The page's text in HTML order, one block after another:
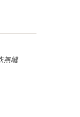
無縫